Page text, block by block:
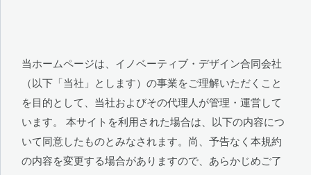
当ホームページは、イノベーティブ・デザイン合同会社
（以下「当社」とします）の事業をご理解いただくこと
を目的として、当社およびその代理人が管理・運営して
います。 本サイトを利用された場合は、以下の内容につ
いて同意したものとみなされます。尚、予告なく本規約
の内容を変更する場合がありますので、あらかじめご了